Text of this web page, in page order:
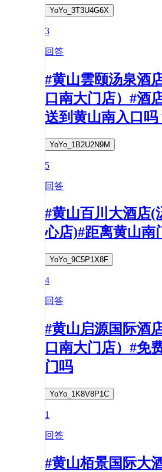
YoYo_3T3U4G6X
3
回答
#黄山雲颐汤泉酒
口南大门店）#酒
送到黄山南入口吗
YoYo_1B2U2N9M
5
回答
#黄山百川大酒店(
心店)#距离黄山南
YoYo_9C5P1X8F
4
回答
#黄山启源国际酒
口南大门店）#免
门吗
YoYo_1K8V8P1C
1
回答
#黄山栢景国际大